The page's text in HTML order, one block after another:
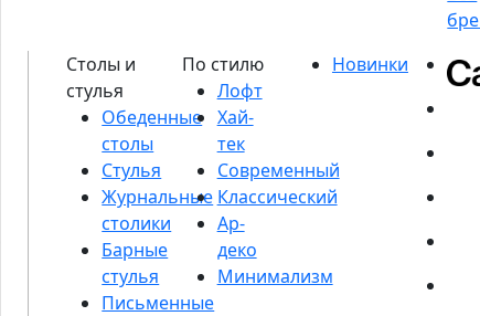
Обеденные
столы
Стулья
Журнальные
столики
Барные
стулья
Письменные